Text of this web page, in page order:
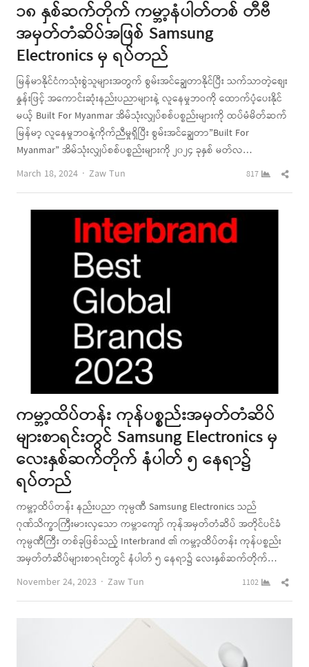
၁၈ နှစ်ဆက်တိုက် ကမ္ဘာ့နံပါတ်တစ် တီဗီ
အမှတ်တံဆိပ်အဖြစ် Samsung
Electronics မှ ရပ်တည်
မြန်မာနိုင်ငံကသုံးစွဲသူများအတွက် စွမ်းအင်ချွေတာနိုင်ပြီး သက်သာတဲ့စျေး
နှုန်းဖြင့် အကောင်းဆုံးနည်းပညာများနဲ့ လူနေမှုဘဝကို ထောက်ပံ့ပေးနိုင်
မယ့် Built For Myanmar အိမ်သုံးလျှပ်စစ်ပစ္စည်းများကို ထပ်မံမိတ်ဆက်
မြန်မာ့ လူနေမှုဘဝနဲ့ကိုက်ညီမှုရှိပြီး စွမ်းအင်ချွေတာ”Built For
Myanmar” အိမ်သုံးလျှပ်စစ်ပစ္စည်းများကို ၂၀၂၄ ခုနှစ် မတ်လ…
March 18, 2024
Author
Zaw Tun 817
ကမ္ဘာ့ထိပ်တန်း ကုန်ပစ္စည်းအမှတ်တံဆိပ်
များစာရင်းတွင် Samsung Electronics မှ
လေးနှစ်ဆက်တိုက် နံပါတ် ၅ နေရာ၌
ရပ်တည်
ကမ္ဘာ့ထိပ်တန်း နည်းပညာ ကုမ္ပဏီ Samsung Electronics သည်
ဂုဏ်သိက္ခာကြီးမားလှသော ကမ္ဘာကျော် ကုန်အမှတ်တံဆိပ် အတိုင်ပင်ခံ
ကုမ္ပဏီကြီး တစ်ခုဖြစ်သည့် Interbrand ၏ ကမ္ဘာ့ထိပ်တန်း ကုန်ပစ္စည်း
အမှတ်တံဆိပ်များစာရင်းတွင် နံပါတ် ၅ နေရာ၌ လေးနှစ်ဆက်တိုက်…
November 24, 2023
Author
Zaw Tun 1102